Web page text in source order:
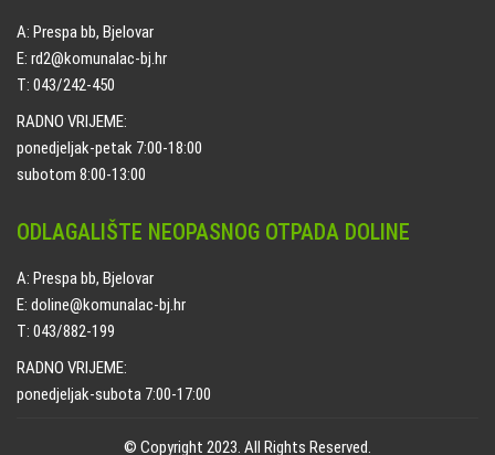
A: Prespa bb, Bjelovar
E: rd2@komunalac-bj.hr
T: 043/242-450
RADNO VRIJEME:
ponedjeljak-petak 7:00-18:00
subotom 8:00-13:00
ODLAGALIŠTE NEOPASNOG OTPADA DOLINE
A: Prespa bb, Bjelovar
E: doline@komunalac-bj.hr
T: 043/882-199
RADNO VRIJEME:
ponedjeljak-subota 7:00-17:00
© Copyright 2023. All Rights Reserved.